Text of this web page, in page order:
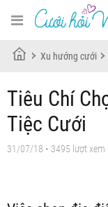
Xu hướng cưới
Tiêu Chí
Tiệc Cưới
31/07/18 • 3495 lượt xem